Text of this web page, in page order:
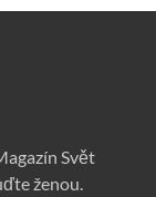
Svět
ženou.